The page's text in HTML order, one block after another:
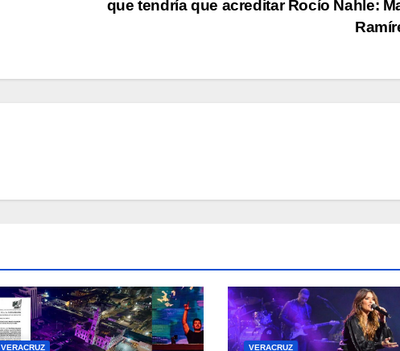
que tendría que acreditar Rocío Nahle:
VERACRUZ VERACRUZ